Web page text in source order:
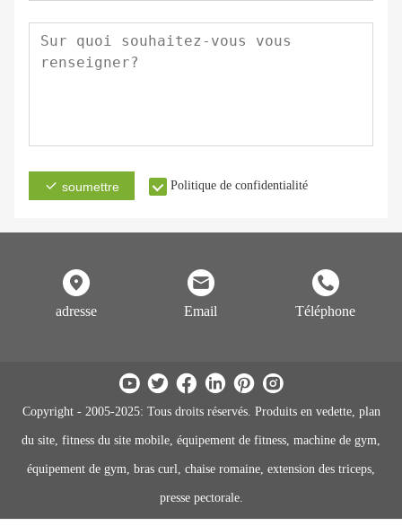
soumettre Politique de confidentialité
adresse Email Téléphone
Copyright - 2005-2025: Tous droits réservés. Produits en vedette, plan
du site, fitness du site mobile, équipement de fitness, machine de gym,
équipement de gym, bras curl, chaise romaine, extension des triceps,
presse pectorale.